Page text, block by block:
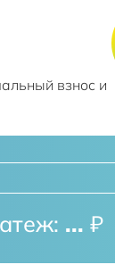
взнос и
... ₽